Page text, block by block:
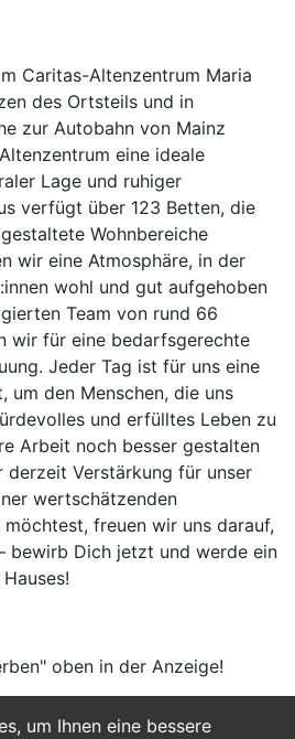
um Ihnen eine bessere
Caritas-Altenzentrum Maria
des Ortsteils und in
zur Autobahn von Mainz
eine ideale
Lage und ruhiger
verfügt über 123 Betten, die
Wohnbereiche
wir eine Atmosphäre, in der
wohl und gut aufgehoben
Team von rund 66
wir für eine bedarfsgerechte
Jeder Tag ist für uns eine
um den Menschen, die uns
und erfülltes Leben zu
Arbeit noch besser gestalten
derzeit Verstärkung für unser
wertschätzenden
freuen wir uns darauf,
bewirb Dich jetzt und werde ein
oben in der Anzeige!